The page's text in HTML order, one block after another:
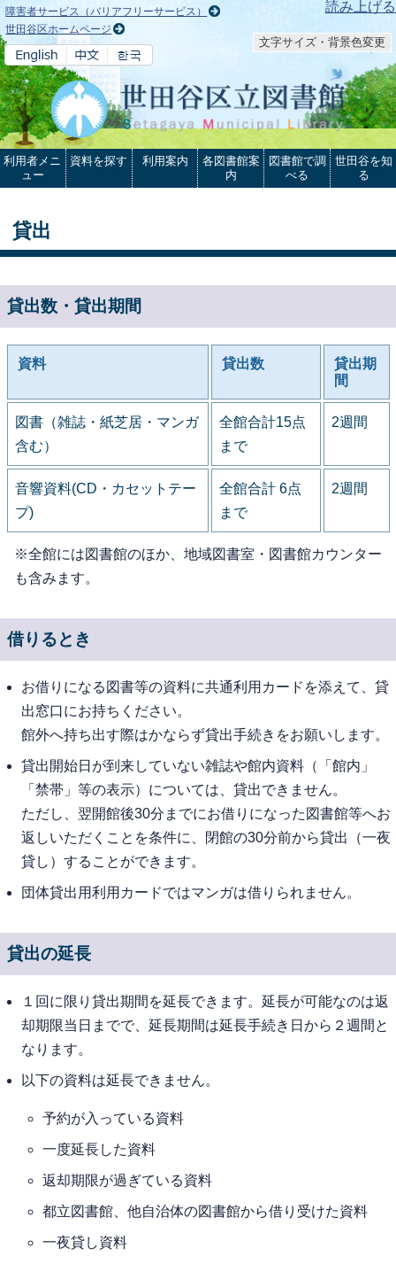
本文へ 読み上げる
障害者サービス（バリアフリーサービス）
世田谷区ホームページ
文字サイズ・背景色変更
利用者メニ
ュー
資料を探す 利用案内
各図書館案
内
図書館で調
べる
世田谷を知
る
貸出
貸出数・貸出期間
資料 貸出数
貸出期
間
図書（雑誌・紙芝居・マンガ
含む）
全館合計15点
まで
2週間
音響資料(CD・カセットテー
プ)
全館合計 6点
まで
2週間
※全館には図書館のほか、地域図書室・図書館カウンター
も含みます。
借りるとき
お借りになる図書等の資料に共通利用カードを添えて、貸
出窓口にお持ちください。
館外へ持ち出す際はかならず貸出手続きをお願いします。
貸出開始日が到来していない雑誌や館内資料（「館内」
「禁帯」等の表示）については、貸出できません。
ただし、翌開館後30分までにお借りになった図書館等へお
返しいただくことを条件に、閉館の30分前から貸出（一夜
貸し）することができます。
団体貸出用利用カードではマンガは借りられません。
貸出の延長
１回に限り貸出期間を延長できます。延長が可能なのは返
却期限当日までで、延長期間は延長手続き日から２週間と
なります。
以下の資料は延長できません。
予約が入っている資料
一度延長した資料
返却期限が過ぎている資料
都立図書館、他自治体の図書館から借り受けた資料
一夜貸し資料